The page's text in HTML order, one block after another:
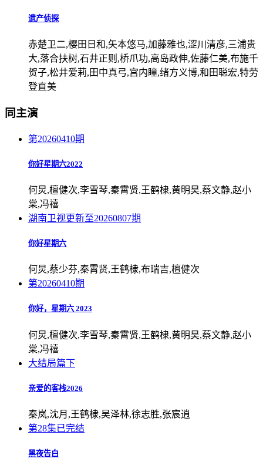
遗产侦探
赤楚卫二,樱田日和,矢本悠马,加藤雅也,涩川清彦,三浦贵
大,落合扶树,石井正则,桥爪功,高岛政伸,佐藤仁美,布施千
贺子,松井爱莉,田中真弓,宫内瞳,绪方义博,和田聪宏,特劳
登直美
同主演
第20260410期
你好星期六2022
何炅,檀健次,李雪琴,秦霄贤,王鹤棣,黄明昊,蔡文静,赵小
棠,冯禧
湖南卫视更新至20260807期
你好星期六
何炅,蔡少芬,秦霄贤,王鹤棣,布瑞吉,檀健次
第20260410期
你好，星期六 2023
何炅,檀健次,李雪琴,秦霄贤,王鹤棣,黄明昊,蔡文静,赵小
棠,冯禧
大结局篇下
亲爱的客栈2026
秦岚,沈月,王鹤棣,吴泽林,徐志胜,张宸逍
第28集已完结
黑夜告白